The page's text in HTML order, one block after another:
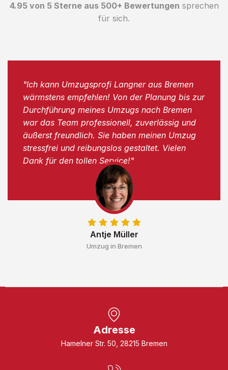
4.95 von 5 Sterne aus 500+ Bewertungen sprechen
für sich.
Antje Müller
Umzug in Bremen
"Ich kann Umzugsprofi Langner aus Bremen
wärmstens empfehlen! Von der Planung bis zur
Durchführung meines Umzugs nach Bremen
war das Team professionell, zuverlässig und
äußerst freundlich. Sie haben meinen Umzug
stressfrei und reibungslos gestaltet. Vielen
Dank für den tollen Service!"
Adresse
Hamelner Str. 50, 28215 Bremen